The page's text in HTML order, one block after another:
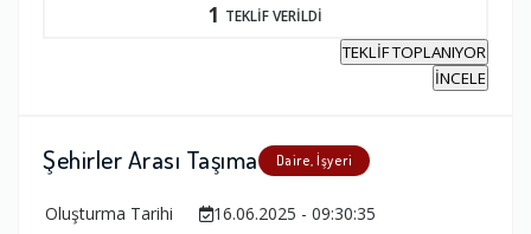
1 TEKLİF VERİLDİ
TEKLİF TOPLANIYOR
İNCELE
Şehirler Arası Taşıma Daire, İşyeri
Oluşturma Tarihi
16.06.2025 - 09:30:35